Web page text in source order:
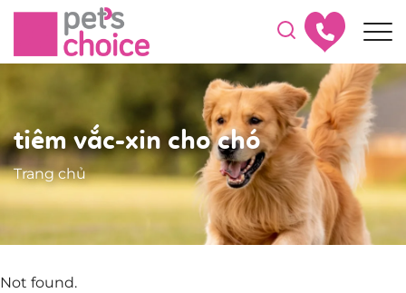
tiêm vắc-xin cho chó
Trang chủ
Not found.